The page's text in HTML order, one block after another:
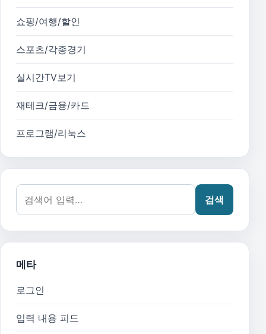
쇼핑/여행/할인
스포츠/각종경기
실시간TV보기
재테크/금융/카드
프로그램/리눅스
검색어:
검색
메타
로그인
입력 내용 피드